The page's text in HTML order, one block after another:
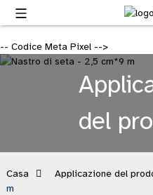
-- Codice Meta Pixel -->
del
Casa Applicazione del
m